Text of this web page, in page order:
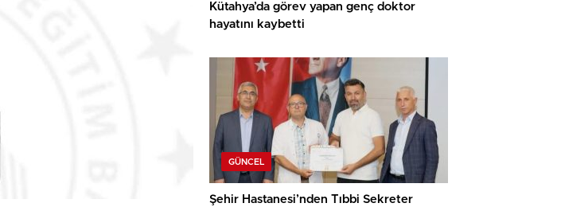
Kütahya’da görev yapan genç doktor
hayatını kaybetti
GÜNCEL
Şehir Hastanesi’nden Tıbbi Sekreter